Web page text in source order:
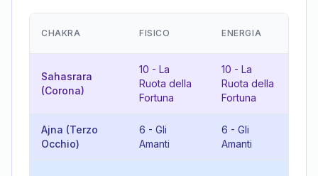
CHAKRA FISICO ENERGIA
Sahasrara
(Corona)
10 - La
Ruota della
Fortuna
10 - La
Ruota della
Fortuna
Ajna (Terzo
Occhio)
6 - Gli
Amanti
6 - Gli
Amanti